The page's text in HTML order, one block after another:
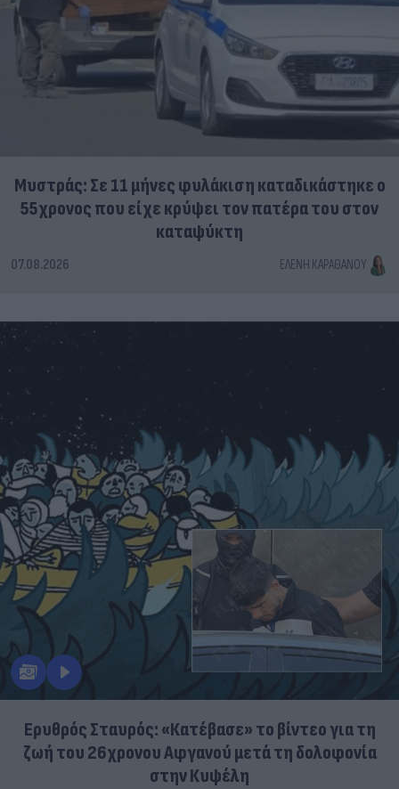
Μυστράς: Σε 11 μήνες φυλάκιση καταδικάστηκε ο
55χρονος που είχε κρύψει τον πατέρα του στον
καταψύκτη
07.08.2026 ΕΛΈΝΗ ΚΑΡΑΘΆΝΟΥ
Ερυθρός Σταυρός: «Κατέβασε» το βίντεο για τη
ζωή του 26χρονου Αφγανού μετά τη δολοφονία
στην Κυψέλη